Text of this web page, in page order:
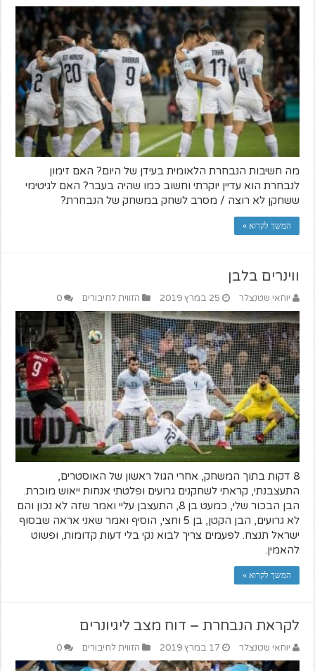
מה חשיבות הנבחרת הלאומית בעידן של היום? האם זימון
לנבחרת הוא עדיין יוקרתי וחשוב כמו שהיה בעבר? האם לגיטימי
ששחקן לא רוצה / מסרב לשחק במשחק של הנבחרת?
המשך לקרוא »
ווינרים בלבן
יוחאי שטנצלר 25 במרץ 2019 הזווית לחיבורים 0
8 דקות בתוך המשחק, אחרי הגול ראשון של האוסטרים,
התעצבנתי, קראתי לשחקנים גרועים ופלטתי אנחות ייאוש מוכרת.
הבן הבכור שלי, כמעט בן 8, התעצבן עליי ואמר שזה לא נכון והם
לא גרועים, הבן הקטן, בן 5 וחצי, הוסיף ואמר שאני אראה שבסוף
ישראל תנצח. לפעמים צריך לבוא נקי בלי דעות קדומות, ופשוט
להאמין.
המשך לקרוא »
לקראת הנבחרת – דוח מצב ליגיונרים
יוחאי שטנצלר 17 במרץ 2019 הזווית לחיבורים 0